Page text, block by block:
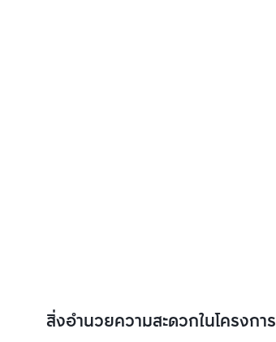
สิ่งอำนวยความสะดวกในโครงการ